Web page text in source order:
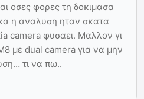
οσες φορες τη δοκιμασα
η αναλυση ηταν σκατα
camera φυσαει. Μαλλον γι
με dual camera για να μην
τι να πω..